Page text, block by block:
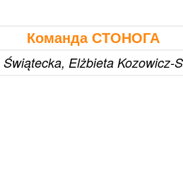
Команда СТОНОГА
Elżbieta Kozowicz-